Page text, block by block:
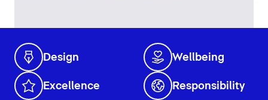
Design Wellbeing
Excellence Responsibility